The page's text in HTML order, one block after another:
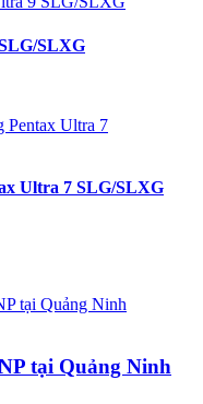
SLXG
Ultra 7 SLG/SLXG
tại Quảng Ninh